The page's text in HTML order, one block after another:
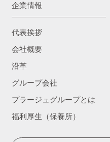
企業情報
代表挨拶
会社概要
沿革
グループ会社
プラージュグループとは
福利厚生（保養所）